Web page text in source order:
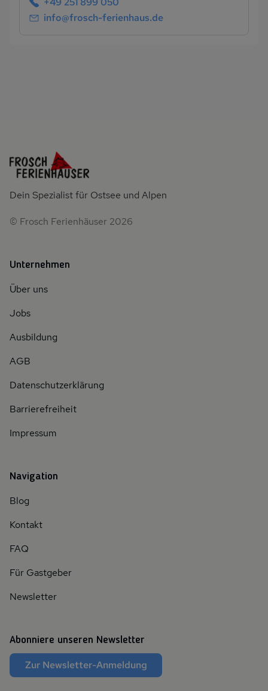
info@frosch-ferienhaus.de
Dein Spezialist für Ostsee und Alpen
© Frosch Ferienhäuser 2026
Unternehmen
Über uns
Jobs
Ausbildung
AGB
Datenschutzerklärung
Barrierefreiheit
Impressum
Navigation
Blog
Kontakt
FAQ
Für Gastgeber
Newsletter
Abonniere unseren Newsletter
Zur Newsletter-Anmeldung